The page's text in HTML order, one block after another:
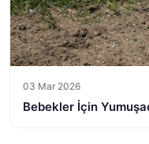
03 Mar 2026
Bebekler İçin